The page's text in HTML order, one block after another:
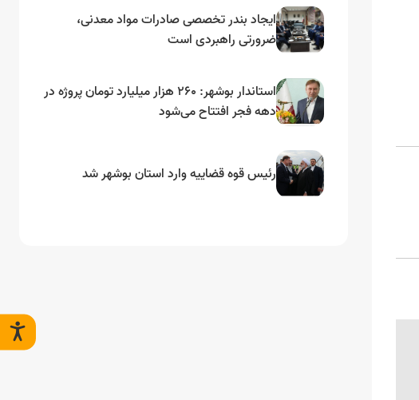
ایجاد بندر تخصصی صادرات مواد معدنی،
ضرورتی راهبردی است
استاندار بوشهر: ۲۶۰ هزار میلیارد تومان پروژه در
دهه فجر افتتاح می‌شود
رئیس قوه قضاییه وارد استان بوشهر شد